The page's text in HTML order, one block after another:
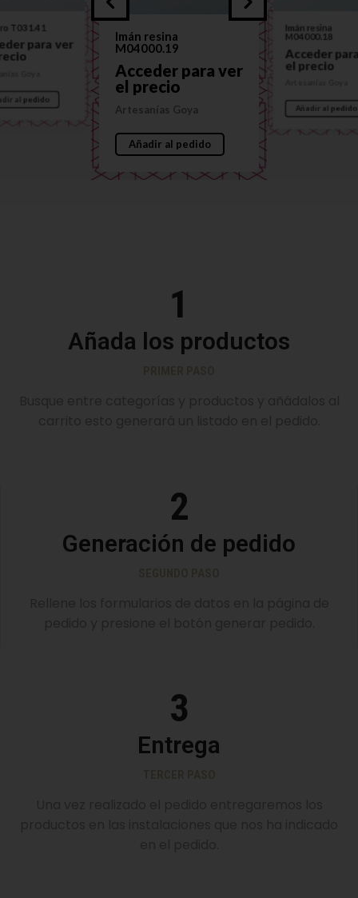
Imán resina
M04000.19
Acceder para ver
el precio
Artesanías Goya
Añadir al pedido
Imán resina
M04000.18
Acceder
el precio
Añadir al pedido
T031.41
para ver
al pedido
1
Añada los productos
2
Generación de pedido
3
Entrega